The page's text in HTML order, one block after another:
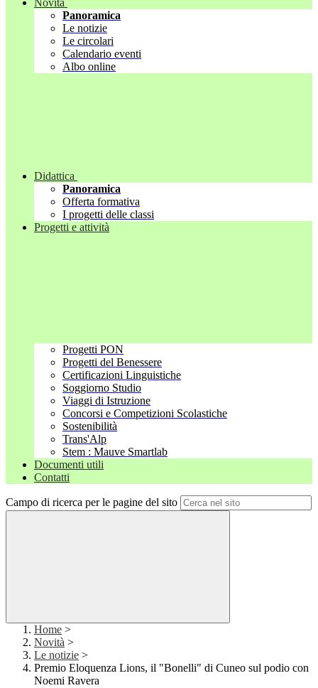
Novità
Panoramica
Le notizie
Le circolari
Calendario eventi
Albo online
Didattica
Panoramica
Offerta formativa
I progetti delle classi
Progetti e attività
Progetti PON
Progetti del Benessere
Certificazioni Linguistiche
Soggiorno Studio
Viaggi di Istruzione
Concorsi e Competizioni Scolastiche
Sostenibilità
Trans'Alp
Stem : Mauve Smartlab
Documenti utili
Contatti
Campo di ricerca per le pagine del sito
Home >
Novità >
Le notizie >
Premio Eloquenza Lions, il "Bonelli" di Cuneo sul podio con
Noemi Ravera